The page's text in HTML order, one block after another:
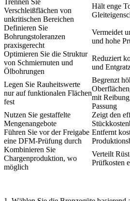
Verschleißflächen von
unkritischen Bereichen
Hält enge
Definieren Sie
Bohrungstoleranzen
praxisgerecht
Vermeidet
und hohe
Optimieren Sie die Struktur
von Schmiernuten und
Ölbohrungen
Reduziert
und
Legen Sie Rauheitswerte
nur auf funktionalen Flächen
fest
Begrenzt
mit
Passung
Nutzen Sie gestaffelte
Mengenangebote
Zeigt den
Führen Sie vor der Freigabe
eine DFM-Prüfung durch
Entfernt
Kombinieren Sie
Chargenproduktion, wo
möglich
Verteilt
Prüfkosten